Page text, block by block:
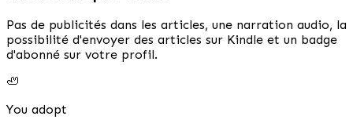
Pas de publicités dans les articles, une narration audio, la
possibilité d'envoyer des articles sur Kindle et un badge
d'abonné sur votre profil.
🦥
You adopt